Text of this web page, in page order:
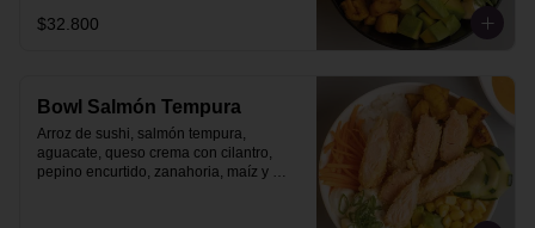
$32.800
Bowl Salmón Tempura
Arroz de sushi, salmón tempura,
aguacate, queso crema con cilantro,
pepino encurtido, zanahoria, maíz y